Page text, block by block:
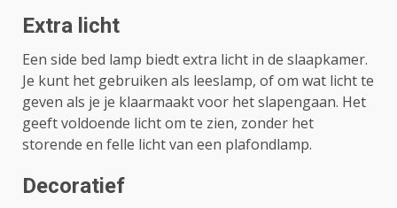
Extra licht
Een side bed lamp biedt extra licht in de slaapkamer.
Je kunt het gebruiken als leeslamp, of om wat licht te
geven als je je klaarmaakt voor het slapengaan. Het
geeft voldoende licht om te zien, zonder het
storende en felle licht van een plafondlamp.
Decoratief